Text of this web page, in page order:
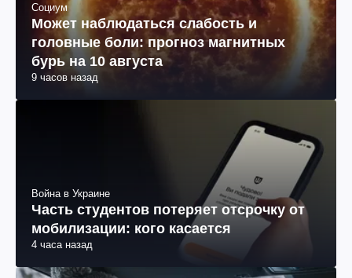
Социум
Может наблюдаться слабость и
головные боли: прогноз магнитных
бурь на 10 августа
9 часов назад
Война в Украине
Часть студентов потеряет отсрочку от
мобилизации: кого касается
4 часа назад